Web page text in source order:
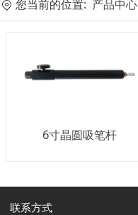
您当前的位置: 产品中心
6寸晶圆吸笔杆
联系方式